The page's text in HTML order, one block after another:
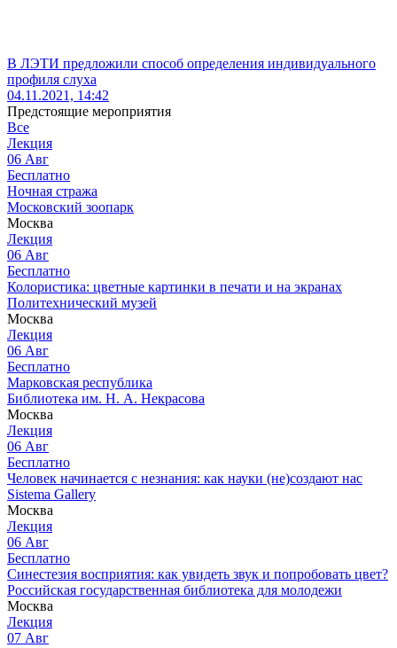
В ЛЭТИ предложили способ определения индивидуального
профиля слуха
04.11.2021, 14:42
Предстоящие мероприятия
Все
Лекция
06 Авг
Бесплатно
Ночная стража
Московский зоопарк
Москва
Лекция
06 Авг
Бесплатно
Колористика: цветные картинки в печати и на экранах
Политехнический музей
Москва
Лекция
06 Авг
Бесплатно
Марковская республика
Библиотека им. Н. А. Некрасова
Москва
Лекция
06 Авг
Бесплатно
Человек начинается с незнания: как науки (не)создают нас
Sistema Gallery
Москва
Лекция
06 Авг
Бесплатно
Синестезия восприятия: как увидеть звук и попробовать цвет?
Российская государственная библиотека для молодежи
Москва
Лекция
07 Авг